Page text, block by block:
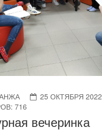
25 ОКТЯБРЯ 2022
716
вечеринка